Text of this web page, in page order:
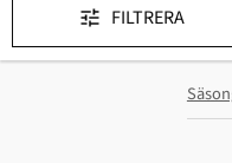
FILTRERA